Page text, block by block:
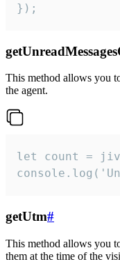
});
This method allows you
the agent.
let count =
getUtm#
This method allows you
them at the time of the